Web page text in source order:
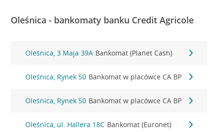
Oleśnica - bankomaty banku Credit Agricole
Oleśnica, 3 Maja 39A Bankomat (Planet Cash)
Oleśnica, Rynek 50 Bankomat w placówce CA BP
Oleśnica, Rynek 50 Bankomat w placówce CA BP
Oleśnica, ul. Hallera 18C Bankomat (Euronet)